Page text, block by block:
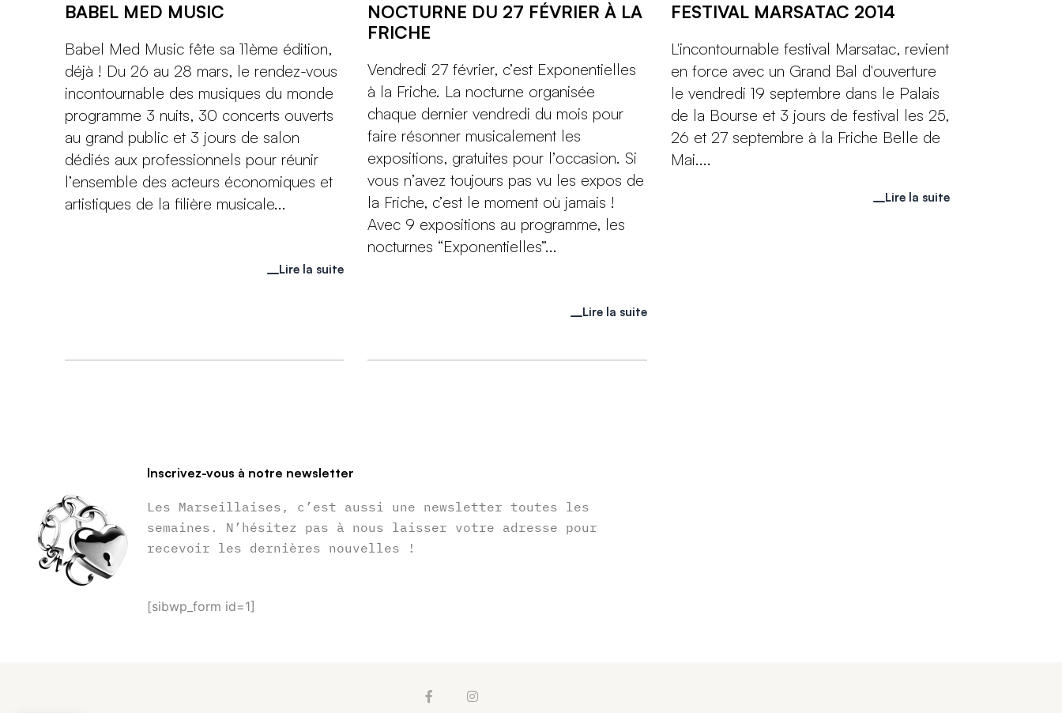
BABEL MED MUSIC
Babel Med Music fête sa 11ème édition,
déjà ! Du 26 au 28 mars, le rendez-vous
incontournable des musiques du monde
programme 3 nuits, 30 concerts ouverts
au grand public et 3 jours de salon
dédiés aux professionnels pour réunir
l’ensemble des acteurs économiques et
artistiques de la filière musicale...
Lire la suite
NOCTURNE DU 27 FÉVRIER À LA
FRICHE
Vendredi 27 février, c’est Exponentielles
à la Friche. La nocturne organisée
chaque dernier vendredi du mois pour
faire résonner musicalement les
expositions, gratuites pour l’occasion. Si
vous n’avez toujours pas vu les expos de
la Friche, c’est le moment où jamais !
Avec 9 expositions au programme, les
nocturnes “Exponentielles”...
Lire la suite
FESTIVAL MARSATAC 2014
L'incontournable festival Marsatac, revient
en force avec un Grand Bal d'ouverture
le vendredi 19 septembre dans le Palais
de la Bourse et 3 jours de festival les 25,
26 et 27 septembre à la Friche Belle de
Mai....
Lire la suite
Inscrivez-vous à notre newsletter
Les Marseillaises, c’est aussi une newsletter toutes les
semaines. N’hésitez pas à nous laisser votre adresse pour
recevoir les dernières nouvelles !
[sibwp_form id=1]
F
a
I
n